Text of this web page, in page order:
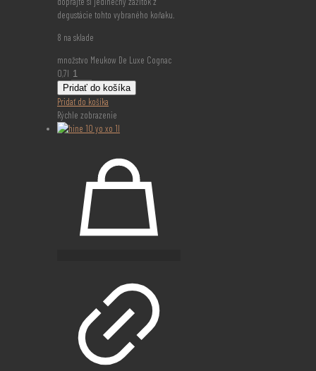
degustácie tohto vybraného koňaku.
8 na sklade
množstvo Meukow De Luxe Cognac
0,7l
Pridať do košíka
Pridať do košíka
Rýchle zobrazenie